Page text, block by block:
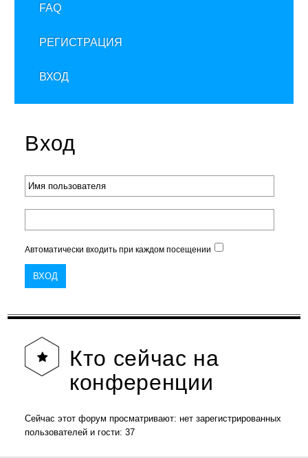
FAQ
РЕГИСТРАЦИЯ
ВХОД
Вход
Автоматически входить при каждом посещении
Кто сейчас на
конференции
Сейчас этот форум просматривают: нет зарегистрированных
пользователей и гости: 37